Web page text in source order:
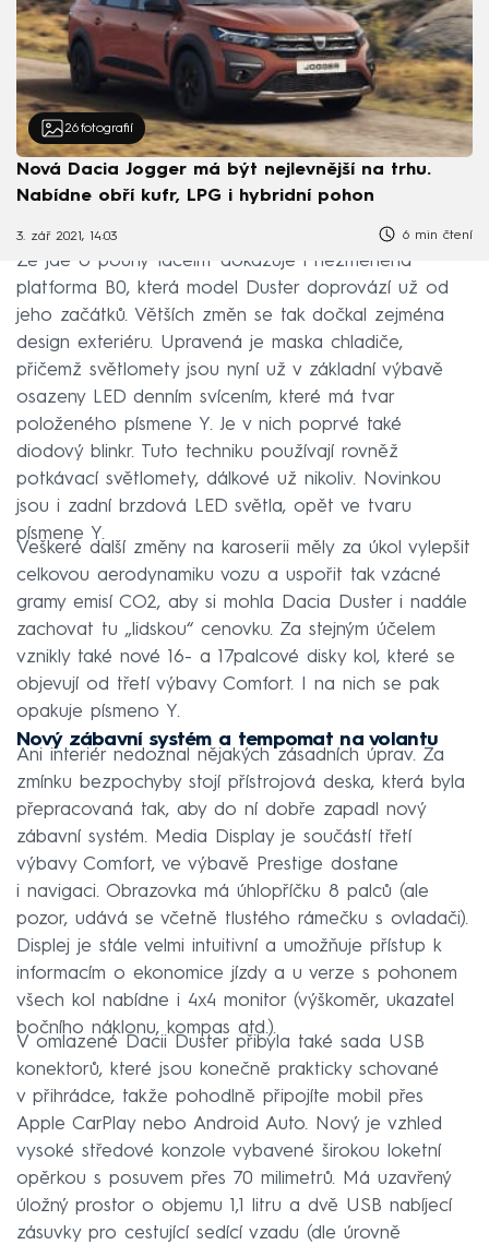
26 fotografií
Nová Dacia Jogger má být nejlevnější na trhu.
Nabídne obří kufr, LPG i hybridní pohon
3. zář 2021, 14:03 6 min čtení
Že jde o pouhý facelift dokazuje i nezměněná
platforma B0, která model Duster doprovází už od
jeho začátků. Větších změn se tak dočkal zejména
design exteriéru. Upravená je maska chladiče,
přičemž světlomety jsou nyní už v základní výbavě
osazeny LED denním svícením, které má tvar
položeného písmene Y. Je v nich poprvé také
diodový blinkr. Tuto techniku používají rovněž
potkávací světlomety, dálkové už nikoliv. Novinkou
jsou i zadní brzdová LED světla, opět ve tvaru
písmene Y.
Veškeré další změny na karoserii měly za úkol vylepšit
celkovou aerodynamiku vozu a uspořit tak vzácné
gramy emisí CO2, aby si mohla Dacia Duster i nadále
zachovat tu „lidskou“ cenovku. Za stejným účelem
vznikly také nové 16- a 17palcové disky kol, které se
objevují od třetí výbavy Comfort. I na nich se pak
opakuje písmeno Y.
Nový zábavní systém a tempomat na volantu
Ani interiér nedoznal nějakých zásadních úprav. Za
zmínku bezpochyby stojí přístrojová deska, která byla
přepracovaná tak, aby do ní dobře zapadl nový
zábavní systém. Media Display je součástí třetí
výbavy Comfort, ve výbavě Prestige dostane
i navigaci. Obrazovka má úhlopříčku 8 palců (ale
pozor, udává se včetně tlustého rámečku s ovladači).
Displej je stále velmi intuitivní a umožňuje přístup k
informacím o ekonomice jízdy a u verze s pohonem
všech kol nabídne i 4x4 monitor (výškoměr, ukazatel
bočního náklonu, kompas atd.).
V omlazené Dacii Duster přibyla také sada USB
konektorů, které jsou konečně prakticky schované
v přihrádce, takže pohodlně připojíte mobil přes
Apple CarPlay nebo Android Auto. Nový je vzhled
vysoké středové konzole vybavené širokou loketní
opěrkou s posuvem přes 70 milimetrů. Má uzavřený
úložný prostor o objemu 1,1 litru a dvě USB nabíjecí
zásuvky pro cestující sedící vzadu (dle úrovně